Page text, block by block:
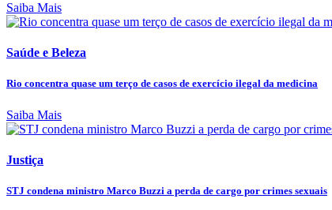
Saiba Mais
Saúde e Beleza
Rio concentra quase um terço de casos de exercício ilegal da medicina
Saiba Mais
Justiça
STJ condena ministro Marco Buzzi a perda de cargo por crimes sexuais